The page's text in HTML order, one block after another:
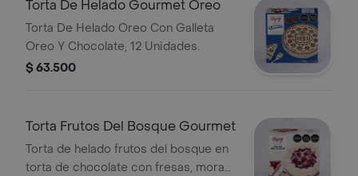
Torta De Helado Gourmet Oreo
Torta De Helado Oreo Con Galleta
Oreo Y Chocolate, 12 Unidades.
$ 63.500
Torta Frutos Del Bosque Gourmet
Torta de helado frutos del bosque en
torta de chocolate con fresas, moras